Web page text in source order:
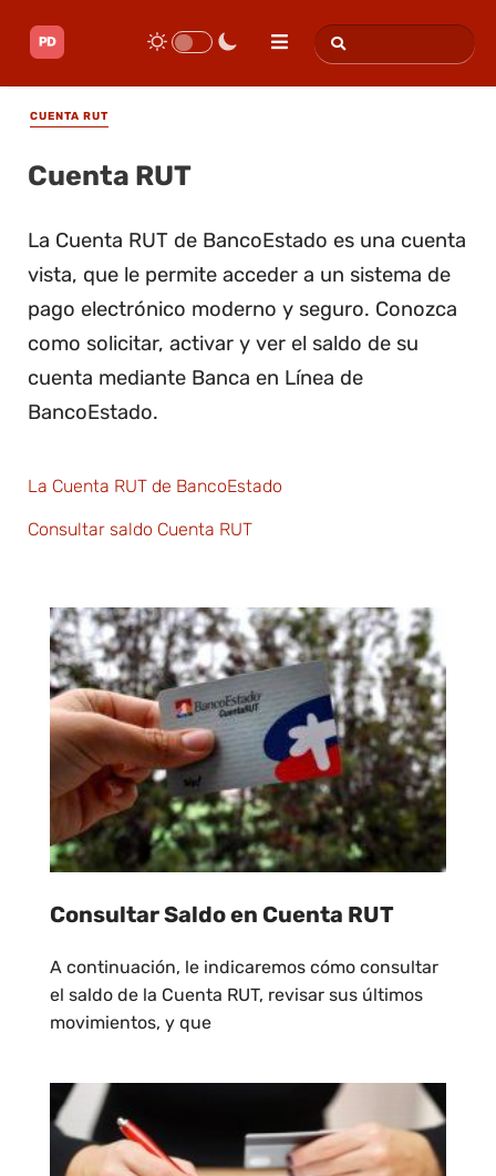
CUENTA RUT
Cuenta RUT
La Cuenta RUT de BancoEstado es una cuenta
vista, que le permite acceder a un sistema de
pago electrónico moderno y seguro. Conozca
como solicitar, activar y ver el saldo de su
cuenta mediante Banca en Línea de
BancoEstado.
La Cuenta RUT de BancoEstado
Consultar saldo Cuenta RUT
Consultar Saldo en Cuenta RUT
A continuación, le indicaremos cómo consultar
el saldo de la Cuenta RUT, revisar sus últimos
movimientos, y que